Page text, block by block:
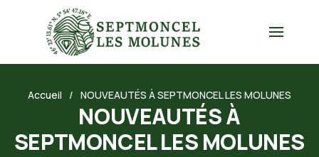
Accueil NOUVEAUTÉS À SEPTMONCEL LES MOLUNES
NOUVEAUTÉS À
SEPTMONCEL LES MOLUNES